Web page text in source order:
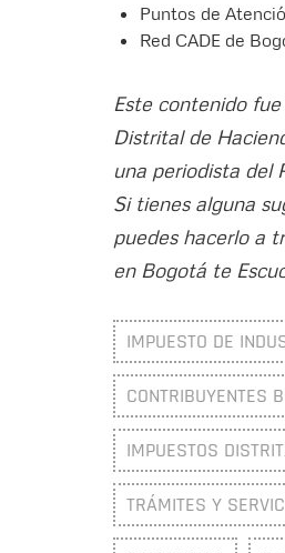
Puntos de
Red CADE de
Este contenido
Distrital de
una periodista del
Si tienes alguna
puedes hacerlo a
en Bogotá te
IMPUESTO DE
CONTRIBUYENTES
IMPUESTOS
TRÁMITES Y